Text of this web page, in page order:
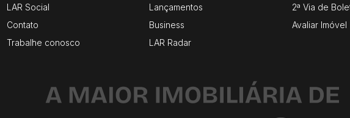
LAR Social
Contato
Trabalhe conosco
Lançamentos
Business
LAR Radar
2ª Via de
Avaliar Imóvel